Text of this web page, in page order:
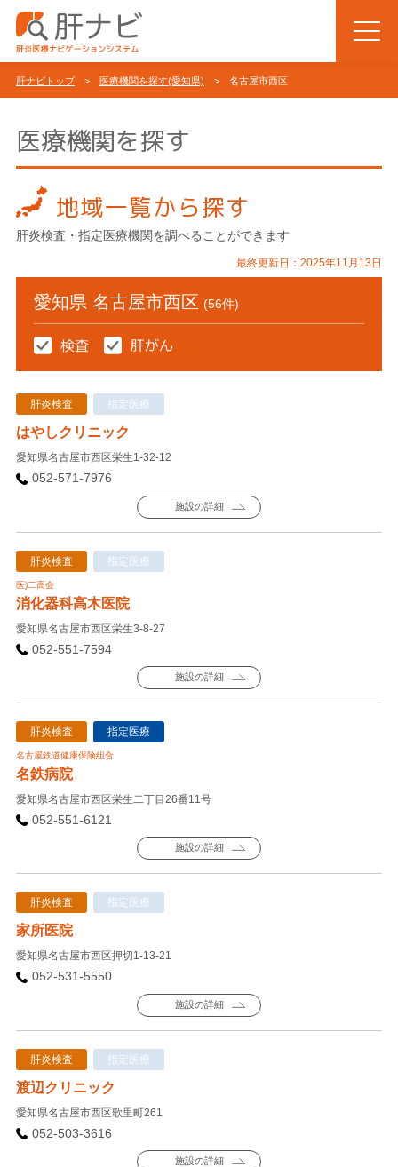
肝ナビトップ> 医療機関を探す(愛知県) > 名古屋市西区
医療機関を探す
地域一覧から探す
肝炎検査・指定医療機関を調べることができます
最終更新日：2025年11月13日
愛知県 名古屋市西区 (56件)
肝炎検査 指定医療
はやしクリニック
愛知県名古屋市西区栄生1-32-12
052-571-7976
施設の詳細
肝炎検査 指定医療
医)二高会
消化器科高木医院
愛知県名古屋市西区栄生3-8-27
052-551-7594
施設の詳細
肝炎検査 指定医療
名古屋鉄道健康保険組合
名鉄病院
愛知県名古屋市西区栄生二丁目26番11号
052-551-6121
施設の詳細
肝炎検査 指定医療
家所医院
愛知県名古屋市西区押切1-13-21
052-531-5550
施設の詳細
肝炎検査 指定医療
渡辺クリニック
愛知県名古屋市西区歌里町261
052-503-3616
施設の詳細